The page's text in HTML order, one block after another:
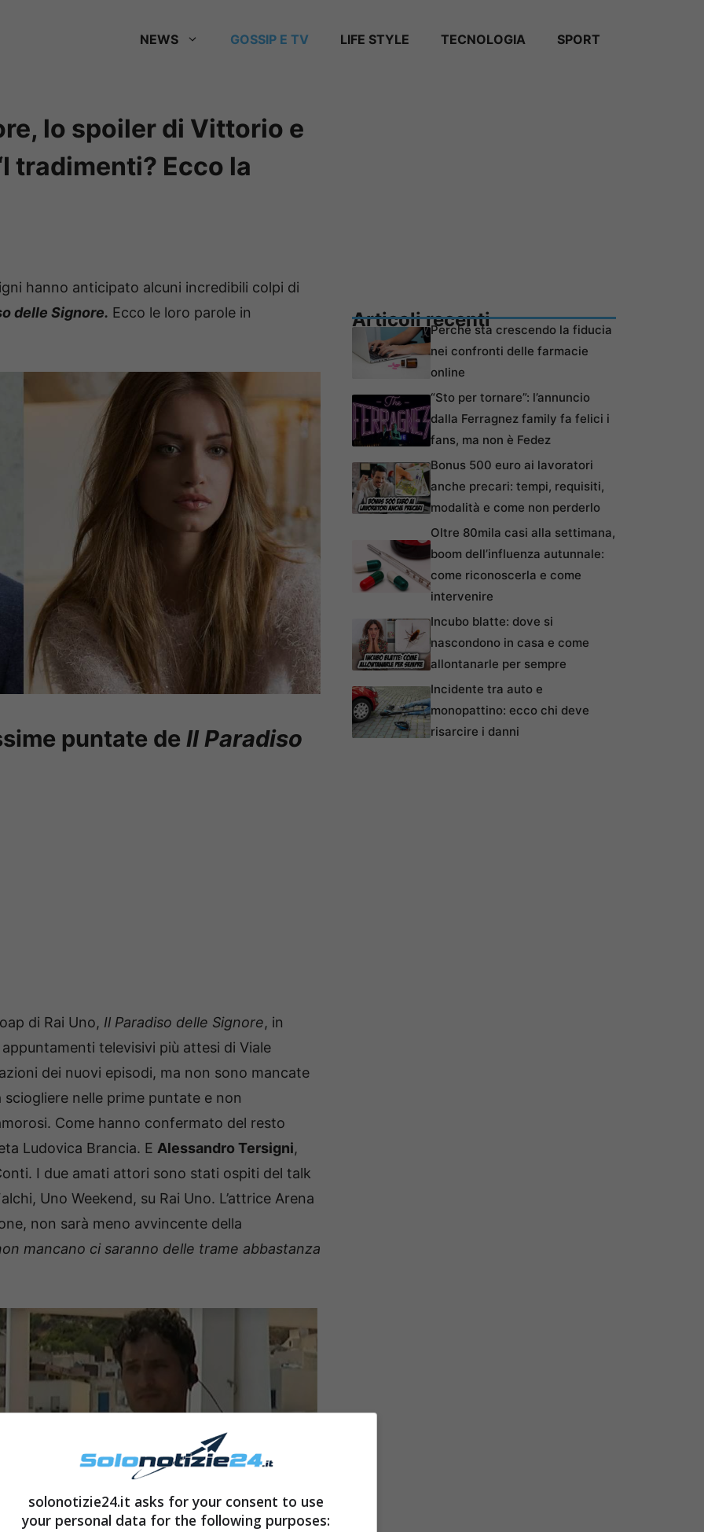
NEWS GOSSIP E TV LIFE STYLE TECNOLOGIA SPORT
lo spoiler di Vittorio e
tradimenti? Ecco la
hanno anticipato alcuni incredibili colpi di
delle Signore. Ecco le loro parole in
puntate de Il Paradiso
di Rai Uno, Il Paradiso delle Signore, in
televisivi più attesi di Viale
dei nuovi episodi, ma non sono mancate
nelle prime puntate e non
Come hanno confermato del resto
Ludovica Brancia. E Alessandro Tersigni,
I due amati attori sono stati ospiti del talk
Uno Weekend, su Rai Uno. L’attrice Arena
non sarà meno avvincente della
mancano ci saranno delle trame abbastanza
Articoli recentiPerché sta crescendo la fiducia
nei confronti delle farmacie
online
“Sto per tornare”: l’annuncio
dalla Ferragnez family fa felici i
fans, ma non è Fedez
Bonus 500 euro ai lavoratori
anche precari: tempi, requisiti,
modalità e come non perderlo
Oltre 80mila casi alla settimana,
boom dell’influenza autunnale:
come riconoscerla e come
intervenire
Incubo blatte: dove si
nascondono in casa e come
allontanarle per sempre
Incidente tra auto e
monopattino: ecco chi deve
risarcire i danni
solonotizie24.it asks for your consent to use
your personal data for the following purposes: